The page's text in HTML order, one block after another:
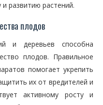
развитию растений.
плодов
и деревьев способна
плодов. Правильное
помогает укрепить
их от вредителей и
активному росту и